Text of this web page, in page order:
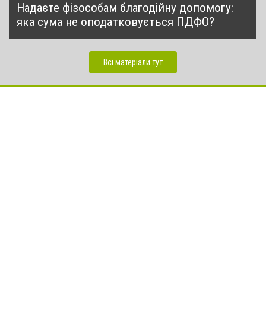
Надаєте фізособам благодійну допомогу:
яка сума не оподатковується ПДФО?
Всі матеріали тут